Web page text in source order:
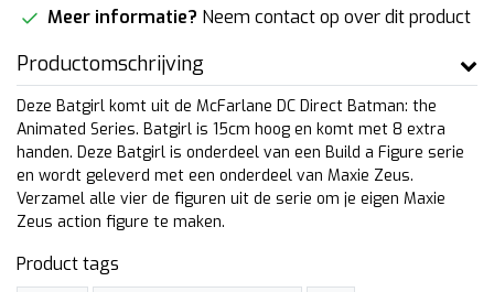
Meer informatie? Neem contact op over dit product
Productomschrijving
Deze Batgirl komt uit de McFarlane DC Direct Batman: the
Animated Series. Batgirl is 15cm hoog en komt met 8 extra
handen. Deze Batgirl is onderdeel van een Build a Figure serie
en wordt geleverd met een onderdeel van Maxie Zeus.
Verzamel alle vier de figuren uit de serie om je eigen Maxie
Zeus action figure te maken.
Product tags